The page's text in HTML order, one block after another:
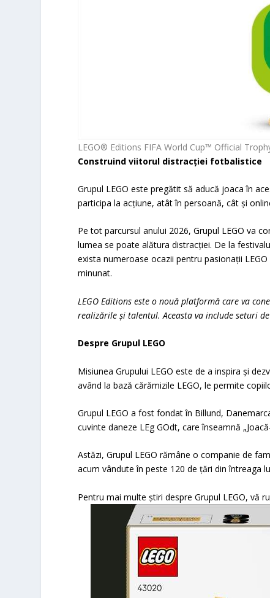
LEGO® Editions FIFA World Cup™ Official
Construind viitorul distracției fotbalistice
Grupul LEGO este pregătit să aducă joaca în
participa la acțiune, atât în persoană, cât și
Pe tot parcursul anului 2026, Grupul LEGO va
lumea se poate alătura distracției. De la
exista numeroase ocazii pentru pasionații
minunat.
LEGO Editions este o nouă platformă care va
realizările și talentul. Aceasta va include seturi
Despre Grupul LEGO
Misiunea Grupului LEGO este de a inspira și
având la bază cărămizile LEGO, le permite
Grupul LEGO a fost fondat în Billund,
cuvinte daneze LEg GOdt, care înseamnă
Astăzi, Grupul LEGO rămâne o companie de
acum vândute în peste 120 de țări din întreaga
Pentru mai multe știri despre Grupul LEGO, vă